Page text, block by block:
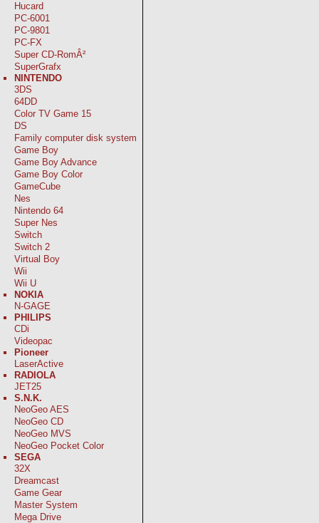
Hucard
PC-6001
PC-9801
PC-FX
Super CD-RomÂ²
SuperGrafx
NINTENDO
3DS
64DD
Color TV Game 15
DS
Family computer disk system
Game Boy
Game Boy Advance
Game Boy Color
GameCube
Nes
Nintendo 64
Super Nes
Switch
Switch 2
Virtual Boy
Wii
Wii U
NOKIA
N-GAGE
PHILIPS
CDi
Videopac
Pioneer
LaserActive
RADIOLA
JET25
S.N.K.
NeoGeo AES
NeoGeo CD
NeoGeo MVS
NeoGeo Pocket Color
SEGA
32X
Dreamcast
Game Gear
Master System
Mega Drive